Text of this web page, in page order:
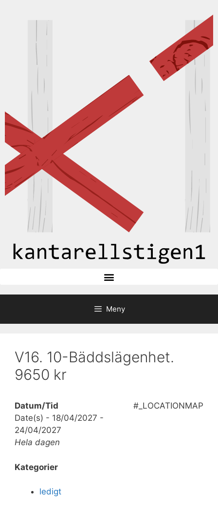
Meny
V16. 10-Bäddslägenhet.
9650 kr
#_LOCATIONMAP
Datum/Tid
Date(s) - 18/04/2027 -
24/04/2027
Hela dagen
Kategorier
ledigt